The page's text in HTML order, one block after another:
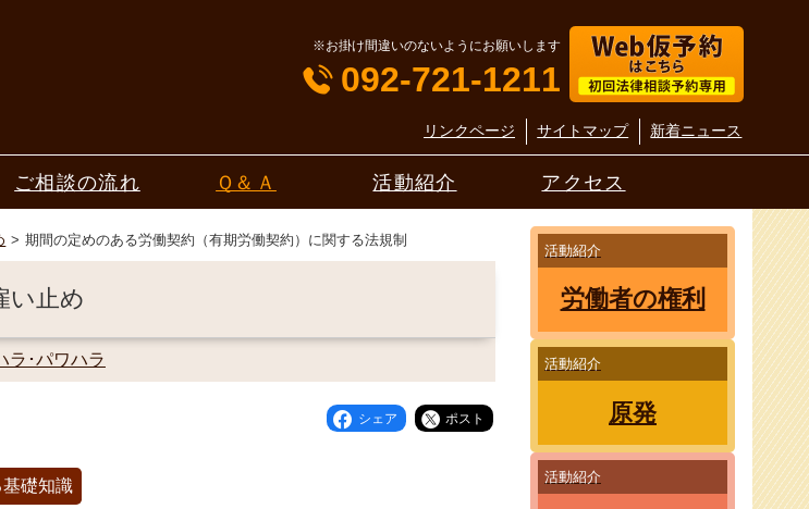
※お掛け間違いのないようにお願いします
092-721-1211
リンクページ サイトマップ 新着ニュース
ご相談の流れ Ｑ＆Ａ 活動紹介 アクセス
期間の定めのある労働契約（有期労働契約）に関する法規制
い止め
ラ･パワハラ
シェア ポスト
礎知識
活動紹介
労働者の権利
活動紹介
原発
活動紹介